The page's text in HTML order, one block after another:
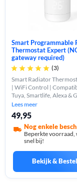
Smart Programmable
Thermostat Expert
gateway required)
     (3)
Smart Radiator
| WiFi Control |
Tuya, Smartlife, Alexa &
Home | Battery Powered
Lees meer
49,95
Nog enkele
Beperkte voorraad,
snel bij!
Bekijk & Bestel